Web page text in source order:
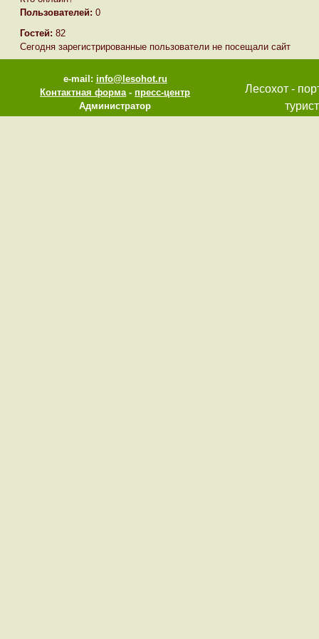
Пользователей: 0
Гостей: 82
Сегодня зарегистрированные пользователи не посещали сайт
e-mail: info@lesohot.ru
Контактная форма-пресс-центр
Администратор
Лесохот -